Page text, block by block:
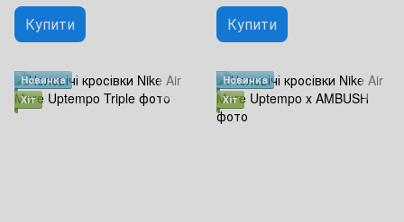
Купити Купити
Новинка
Хіт
Новинка
Хіт